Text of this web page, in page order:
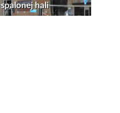
spalonej hali